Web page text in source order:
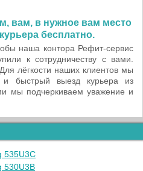
вам, в нужное вам место
бесплатно.
наша контора Рефит-сервис
к сотрудничеству с вами.
лёгкости наших клиентов мы
и быстрый выезд курьера из
мы подчеркиваем уважение и
535U3C
530U3B